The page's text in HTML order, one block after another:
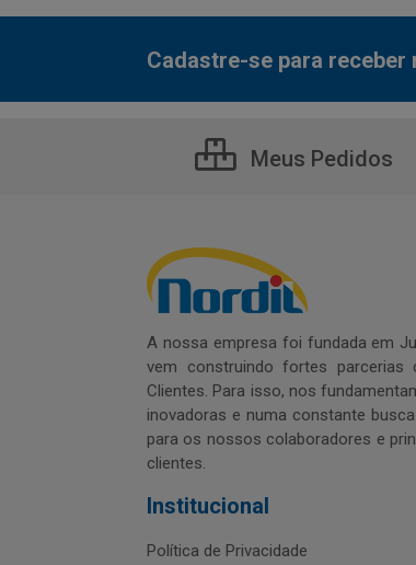
Cadastre-se para
Meus Pedidos
A nossa empresa foi fundada em
vem construindo fortes parcerias
Clientes. Para isso, nos
inovadoras e numa constante
para os nossos colaboradores e
clientes.
Institucional
Política de Privacidade